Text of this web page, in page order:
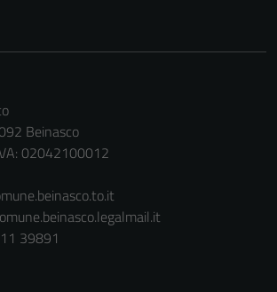
Beinasco
02042100012
39891
informazioni